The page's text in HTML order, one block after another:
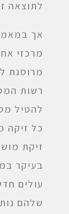
לתוצאה
אך
מרכזי
מרוסנת
רשות
להטיל
כל זיקה
זיקת
בעיקר
עולים
שלהם